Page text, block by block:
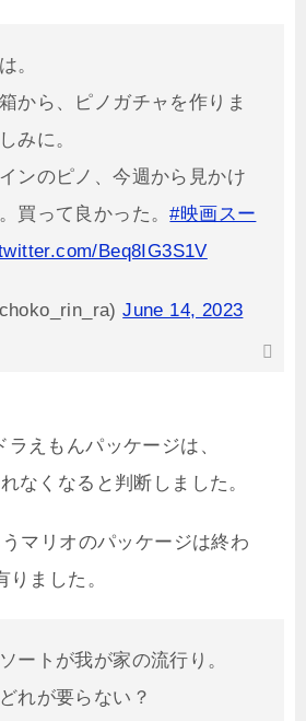
。
から、ピノガチャを作りま
みに。
ンのピノ、今週から見かけ
買って良かった。#映画スー
Beq8IG3S1V
June 14, 2023
えもんパッケージは、
なくなると判断しました。
マリオのパッケージは終わ
ました。
ートが我が家の流行り。
れが要らない？